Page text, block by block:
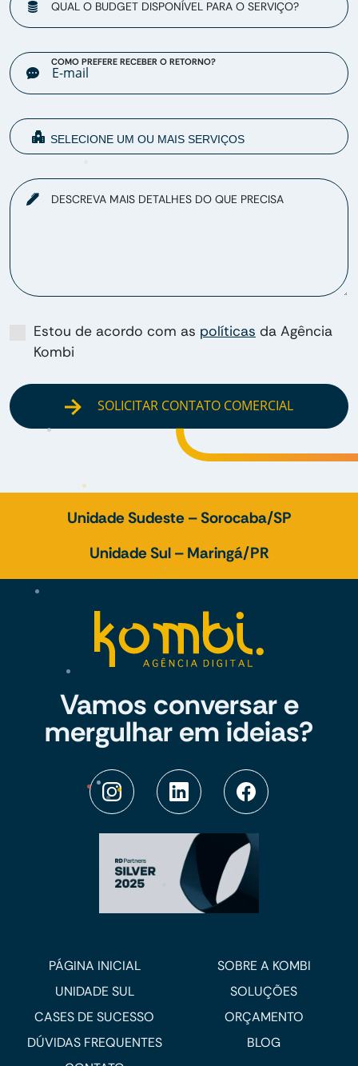
QUAL O BUDGET DISPONÍVEL PARA O SERVIÇO?
COMO PREFERE RECEBER O RETORNO?
DESCREVA MAIS DETALHES DO QUE PRECISA
Estou de acordo com as políticas da Agência
Kombi
SOLICITAR CONTATO COMERCIAL
Unidade Sudeste – Sorocaba/SP
Unidade Sul – Maringá/PR
Vamos conversar e
mergulhar em ideias?
PÁGINA INICIAL
SOBRE A KOMBI
UNIDADE SUL
SOLUÇÕES
CASES DE SUCESSO
ORÇAMENTO
DÚVIDAS FREQUENTES
BLOG